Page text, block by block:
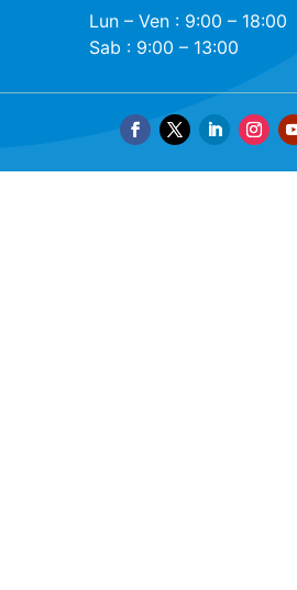
Lun – Ven : 9:00 – 18:00
Sab : 9:00 – 13:00